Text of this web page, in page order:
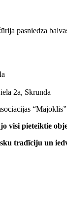
pasniedza
2a, Skrunda
“Mājoklis”
pieteiktie
tradīciju un